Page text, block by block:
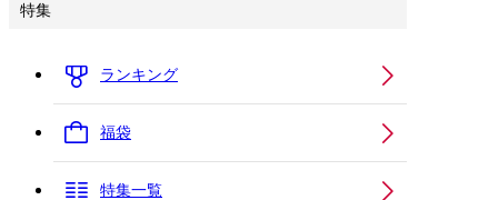
特集
ランキング
福袋
特集一覧